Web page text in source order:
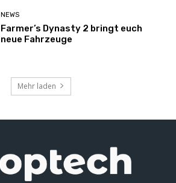
NEWS
Farmer’s Dynasty 2 bringt euch
neue Fahrzeuge
Mehr laden